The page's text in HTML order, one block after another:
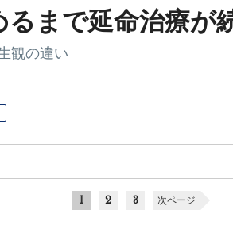
るまで延命治療が
観の違い
1 2 3 次ページ